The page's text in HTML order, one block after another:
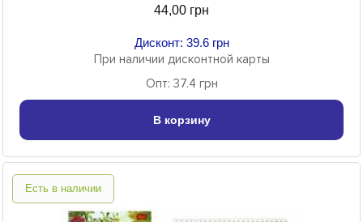
44,00 грн
Дисконт: 39.6 грн
При наличии дисконтной карты
Опт: 37.4 грн
В корзину
Есть в наличии